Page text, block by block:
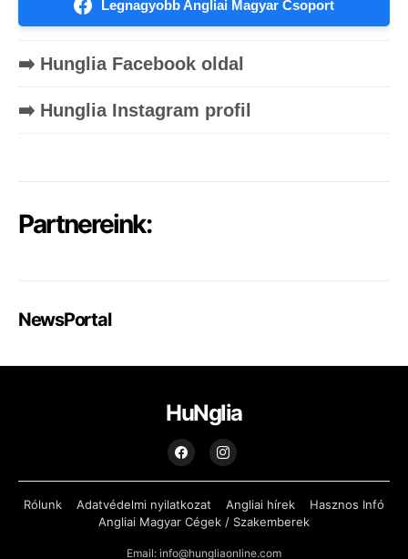
Legnagyobb Angliai Magyar Csoport
➡️ Hunglia Facebook oldal
➡️ Hunglia Instagram profil
Partnereink:
NewsPortal
HuNglia
Rólunk Adatvédelmi nyilatkozat Angliai hírek
Hasznos Infó
Angliai Magyar Cégek / Szakemberek
Email: info@hungliaonline.com